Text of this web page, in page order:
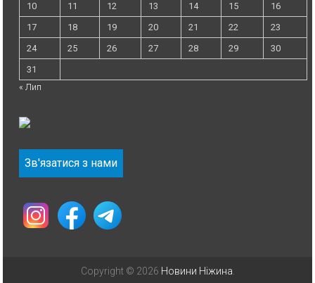
10
11 12 13 14 15
16
17
18 19 20 21 22
23
24
25 26 27 28 29
30
31
« Лип
Зв'язатися з нами
Copyright © 2026 Новини Ніжина.